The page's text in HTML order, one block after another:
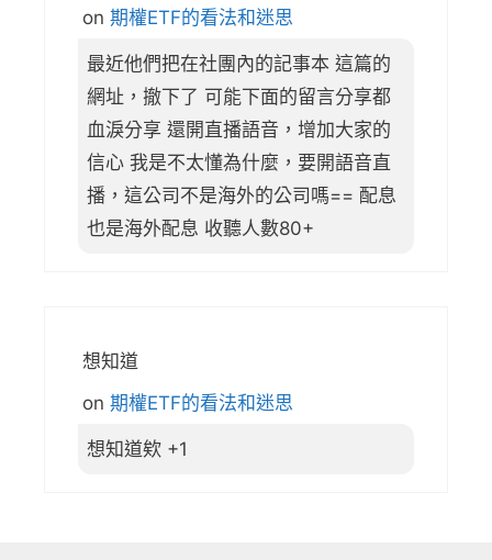
on 期權ETF的看法和迷思
最近他們把在社團內的記事本 這篇的
網址，撤下了 可能下面的留言分享都
血淚分享 還開直播語音，增加大家的
信心 我是不太懂為什麼，要開語音直
播，這公司不是海外的公司嗎== 配息
也是海外配息 收聽人數80+
想知道
on 期權ETF的看法和迷思
想知道欸 +1